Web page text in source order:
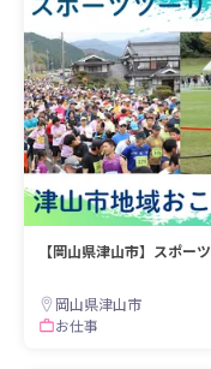
【岡山県津山市】スポー
岡山県津山市
お仕事